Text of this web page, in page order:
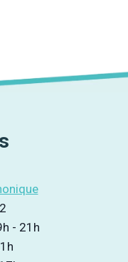
- 21h